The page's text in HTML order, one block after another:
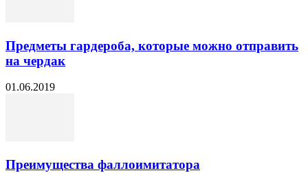
Предметы гардероба, которые можно отправить
на чердак
01.06.2019
Преимущества фаллоимитатора